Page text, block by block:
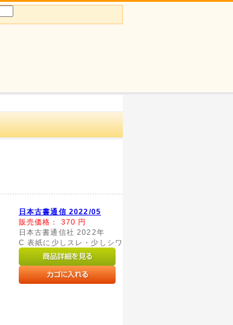
日本古書通信 2022/05
販売価格： 370 円
日本古書通信社 2022年
C 表紙に少しスレ・少しシワ